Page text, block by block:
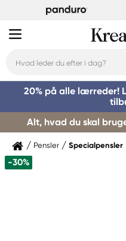
20% på alle lærreder!
Alt, hvad du skal
Pensler Specialpensler
-30%